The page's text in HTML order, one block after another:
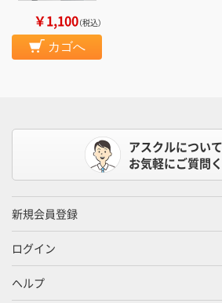
￥1,100（税込）
カゴへ
アスクルについて
お気軽にご質問く
新規会員登録
ログイン
ヘルプ